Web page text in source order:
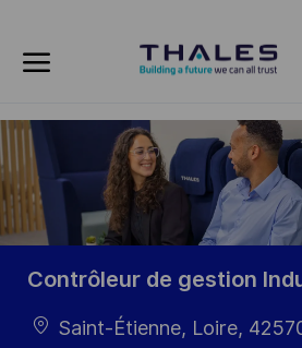
-
Contrôleur de gestion
Ort
Saint-Étienne, Loire,